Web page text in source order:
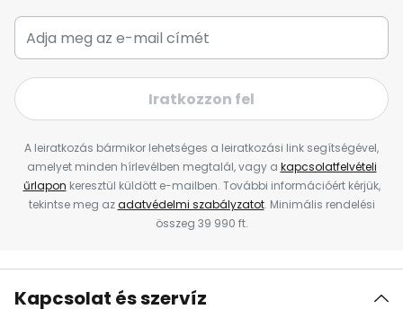
Iratkozzon fel
A leiratkozás bármikor lehetséges a leiratkozási link segítségével,
amelyet minden hírlevélben megtalál, vagy a kapcsolatfelvételi
űrlapon keresztül küldött e-mailben. További információért kérjük,
tekintse meg azadatvédelmi szabályzatot. Minimális rendelési
összeg 39 990 ft.
Kapcsolat és szervíz